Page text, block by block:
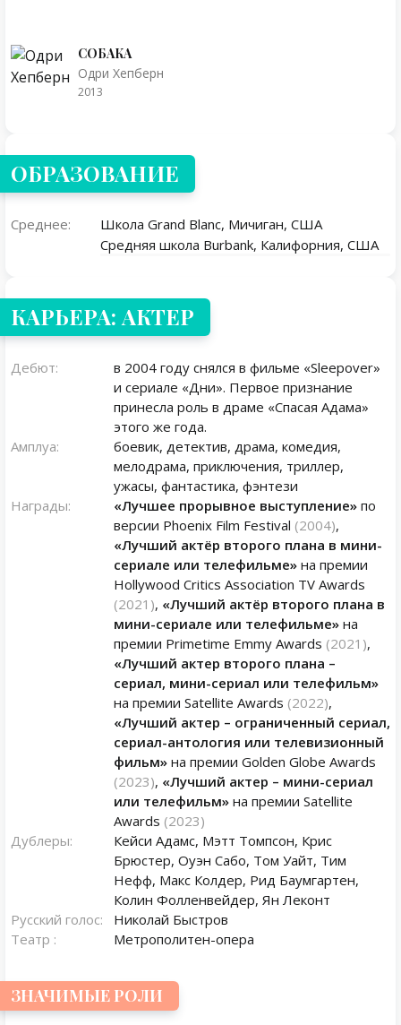
СОБАКА
Одри Хепберн
2013
ОБРАЗОВАНИЕ
Среднее:
Школа Grand Blanc, Мичиган, США
Средняя школа Burbank, Калифорния, США
КАРЬЕРА: АКТЕР
Дебют:
в 2004 году снялся в фильме «Sleepover»
и сериале «Дни». Первое признание
принесла роль в драме «Спасая Адама»
этого же года.
Амплуа:
боевик, детектив, драма, комедия,
мелодрама, приключения, триллер,
ужасы, фантастика, фэнтези
Награды:
«Лучшее прорывное выступление» по
версии Phoenix Film Festival (2004),
«Лучший актёр второго плана в мини-
сериале или телефильме» на премии
Hollywood Critics Association TV Awards
(2021), «Лучший актёр второго плана в
мини-сериале или телефильме» на
премии Primetime Emmy Awards (2021),
«Лучший актер второго плана –
сериал, мини-сериал или телефильм»
на премии Satellite Awards (2022),
«Лучший актер – ограниченный сериал,
сериал-антология или телевизионный
фильм» на премии Golden Globe Awards
(2023), «Лучший актер – мини-сериал
или телефильм» на премии Satellite
Awards (2023)
Дублеры:
Кейси Адамс, Мэтт Томпсон, Крис
Брюстер, Оуэн Сабо, Том Уайт, Тим ​​
Нефф, Макс Колдер, Рид Баумгартен,
Колин Фолленвейдер, Ян Леконт
Русский голос:
Николай Быстров
Театр :
Метрополитен-опера
ЗНАЧИМЫЕ РОЛИ